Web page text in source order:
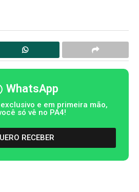
WhatsApp
e em primeira mão,
só vê no PA4!
RECEBER